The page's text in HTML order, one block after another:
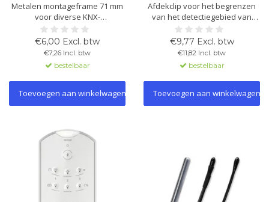
Metalen montageframe 71 mm
voor diverse KNX-
wandbedieningen, waaronder
de OL-U-serie. Zorgt voor
stabiele en precieze montage
in 2-module inbouwdozen.
€6,00 Excl. btw
€7,26 Incl. btw
bestelbaar
Toevoegen aan winkelwagen
Afdekclip voor het begrenzen
van het detectiegebied van
theMova P en theRonda P.
Wordt geleverd als set van 5
stuks voor gerichte en veilige
detectie.
€9,77 Excl. btw
€11,82 Incl. btw
bestelbaar
Toevoegen aan winkelwagen